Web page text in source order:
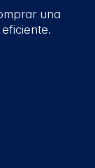
una